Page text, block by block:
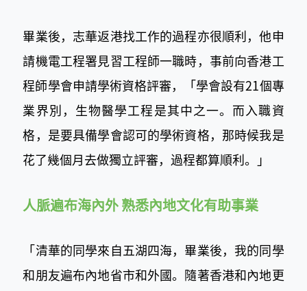
畢業後，志華返港找工作的過程亦很順利，他申
請機電工程署見習工程師一職時，事前向香港工
程師學會申請學術資格評審，「學會設有21個專
業界別，生物醫學工程是其中之一。而入職資
格，是要具備學會認可的學術資格，那時候我是
花了幾個月去做獨立評審，過程都算順利。」
人脈遍布海內外 熟悉內地文化有助事業
「清華的同學來自五湖四海，畢業後，我的同學
和朋友遍布內地省市和外國。隨著香港和內地更